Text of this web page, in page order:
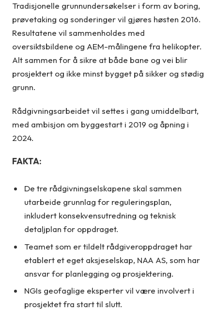
Tradisjonelle grunnundersøkelser i form av boring,
prøvetaking og sonderinger vil gjøres høsten 2016.
Resultatene vil sammenholdes med
oversiktsbildene og AEM-målingene fra helikopter.
Alt sammen for å sikre at både bane og vei blir
prosjektert og ikke minst bygget på sikker og stødig
grunn.
Rådgivningsarbeidet vil settes i gang umiddelbart,
med ambisjon om byggestart i 2019 og åpning i
2024.
FAKTA:
De tre rådgivningselskapene skal sammen
utarbeide grunnlag for reguleringsplan,
inkludert konsekvensutredning og teknisk
detaljplan for oppdraget.
Teamet som er tildelt rådgiveroppdraget har
etablert et eget aksjeselskap, NAA AS, som har
ansvar for planlegging og prosjektering.
NGIs geofaglige eksperter vil være involvert i
prosjektet fra start til slutt.